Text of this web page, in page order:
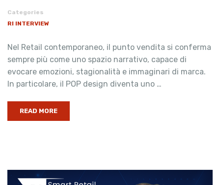
Categories
RI INTERVIEW
Nel Retail contemporaneo, il punto vendita si conferma
sempre più come uno spazio narrativo, capace di
evocare emozioni, stagionalità e immaginari di marca.
In particolare, il POP design diventa uno …
READ MORE